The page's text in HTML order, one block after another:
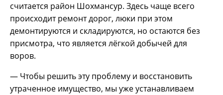
считается район Шохмансур. Здесь чаще всего
происходит ремонт дорог, люки при этом
демонтируются и складируются, но остаются без
присмотра, что является лёгкой добычей для
воров.
— Чтобы решить эту проблему и восстановить
утраченное имущество, мы уже устанавливаем